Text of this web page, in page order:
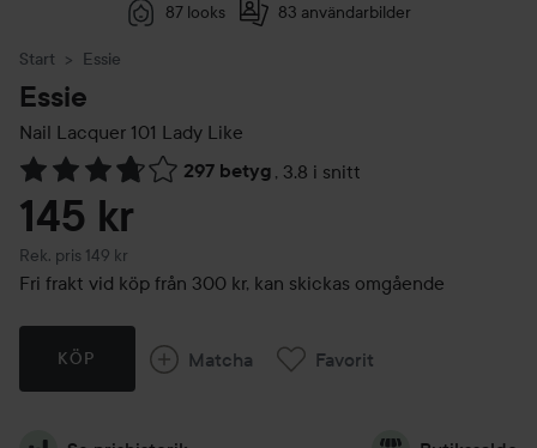
87 looks 83 användarbilder
Start Essie
Essie
Nail Lacquer 101 Lady Like
297 betyg , 3.8 i snitt
Hoppa till Betyg & kommentarer
145 kr
Rek. pris 149 kr
Rekommenderat pris 149 kr
Fri frakt vid köp från 300 kr, kan skickas omgående
KÖP Matcha Favorit